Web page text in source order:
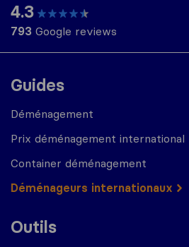
Guides
Déménagement
Prix déménagement international
Container déménagement
Déménageurs internationaux
Outils
4.3
793 Google reviews